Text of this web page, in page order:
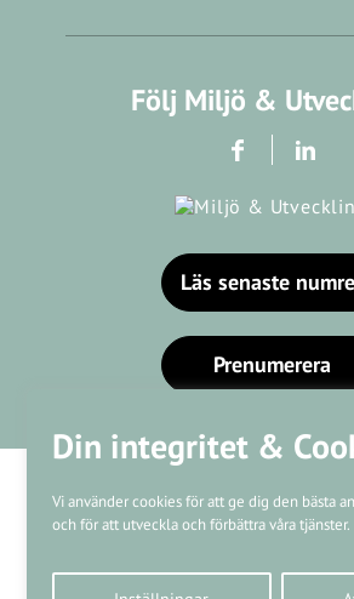
Din integritet &
Vi använder cookies för att ge dig den bästa
och för att utveckla och förbättra våra tjänster.
Följ Miljö &
Läs senaste
Prenumerera